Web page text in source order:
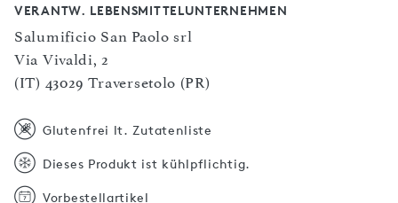
VERANTW. LEBENSMITTELUNTERNEHMEN
Salumificio San Paolo srl
Via Vivaldi, 2
(IT) 43029 Traversetolo (PR)
Glutenfrei lt. Zutatenliste
Dieses Produkt ist kühlpflichtig.
Vorbestellartikel